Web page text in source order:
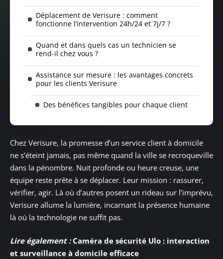
Déplacement de Verisure : comment
fonctionne l’intervention 24h/24 et 7j/7 ?
Quand et dans quels cas un technicien se
rend-il chez vous ?
Assistance sur mesure : les avantages concrets
pour les clients Verisure
Des bénéfices tangibles pour chaque client
Chez Verisure, la promesse d’un service client à domicile
ne s’éteint jamais, pas même quand la ville se recroqueville
dans la pénombre. Nuit profonde ou heure creuse, une
équipe reste prête à se déplacer. Leur mission : rassurer,
vérifier, agir. Là où d’autres posent un rideau sur l’imprévu,
Verisure allume la lumière, incarnant la présence humaine
là où la technologie ne suffit pas.
Lire également : Caméra de sécurité Ulo : interaction
et surveillance à domicile efficace